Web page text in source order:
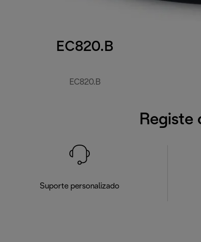
EC820.B
EC820.B
Registe
Suporte personalizado